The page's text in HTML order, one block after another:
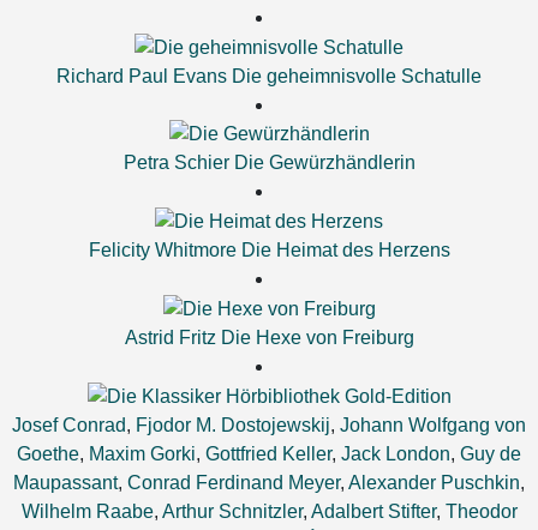
Richard Paul Evans Die geheimnisvolle Schatulle
Petra Schier Die Gewürzhändlerin
Felicity Whitmore Die Heimat des Herzens
Astrid Fritz Die Hexe von Freiburg
Josef Conrad, Fjodor M. Dostojewskij, Johann Wolfgang von
Goethe, Maxim Gorki, Gottfried Keller, Jack London, Guy de
Maupassant, Conrad Ferdinand Meyer, Alexander Puschkin,
Wilhelm Raabe, Arthur Schnitzler, Adalbert Stifter, Theodor